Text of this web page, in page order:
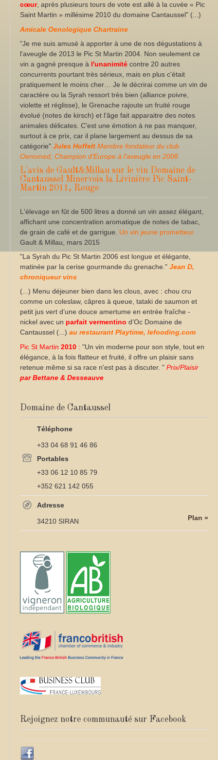
cœur, après plusieurs tours de vote est allé à la cuvée « Pic
Saint Martin » millésime 2010 du domaine Cantaussel" (...)
Amicale Oenologique Chartraine
"Je me suis amusé à apporter à une de nos dégustations à
l'aveugle de 2013 le Pic St Martin 2004. Non seulement ce
vin a gagné presque à l'unanimité contre 20 autres
concurrents pourtant très sérieux, mais en plus c'était
pratiquement le moins cher… Je le décrirai comme un vin de
caractère ou la Syrah ressort très bien (alliance poivre,
violette et réglisse), le Grenache rajoute un fruité rouge
évolué (notes de kirsch) et l'âge fait apparaitre des notes
animales délicates. C'est une émotion à ne pas manquer,
surtout à ce prix, car il plane largement au dessus de sa
catégorie" Jules Hoffelt Membre fondateur du club
Oenomed, Champion d'Europe à l'aveugle en 2008
L'avis de Gault&Millau sur le vin Domaine de
Cantaussel Minervois la Livinière Pic Saint-
Martin 2011, Rouge
L'élevage en fût de 500 litres a donné un vin assez élégant,
affichant une concentration aromatique de notes de tabac,
de grain de café et de garrigue. Un vin jeune prometteur.
Gault & Millau, mars 2015
"La Syrah du Pic St Martin 2006 est longue et élégante,
matinée par la cerise gourmande du grenache." Jean D,
chroniqueur vins
(...) Menu déjeuner bien dans les clous, avec : chou cru
comme un coleslaw, câpres à queue, tataki de saumon et
petit jus vert d’une douce amertume en entrée fraîche -
nickel avec un parfait vermentino d’Oc Domaine de
Cantaussel (...) au restaurant Playtime, lefooding.com
Pic St Martin 2010 : "Un vin moderne pour son style, tout en
élégance, à la fois flatteur et fruité, il offre un plaisir sans
retenue même si sa race n'est pas à discuter. " Prix/Plaisir
par Bettane & Desseauve
Domaine de Cantaussel
Téléphone
+33 04 68 91 46 86
Portables
+33 06 12 10 85 79
+352 621 142 055
Adresse
34210 SIRAN Plan »
Rejoignez notre communauté sur Facebook